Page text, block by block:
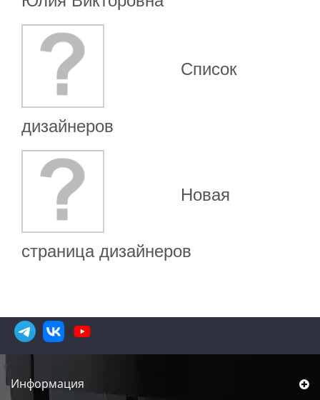
Список
дизайнеров
Новая
страница дизайнеров
Информация